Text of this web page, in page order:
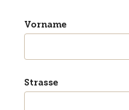
Vorname
Strasse